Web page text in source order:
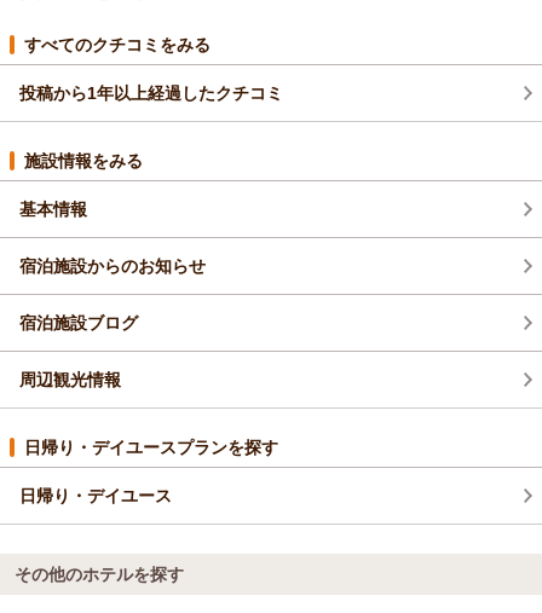
した。スタッフの対応につきましても温かいお言葉を頂戴し、
安心してお過ごしいただけたことは何よりでございます。
一方で、設備の古さや周辺環境につきましてご指摘をいただき
ありがとうございます。建物の経年による部分はございます
けるよう今後も改善と工夫を重ねてまいります。
そのような中で「総合的に満足」とのお言葉をいただけたこ
と、大変励みになります。これからもコストパフォーマンスに
す。
またのご出張の際にも、ぜひご利用いただけますと幸いです。
スタッフ一同、心よりお待ち申し上げております。
（返信日：2026/04/22）
すべてのクチコミをみる
投稿から1年以上経過したクチコミ
施設情報をみる
基本情報
宿泊施設からのお知らせ
宿泊施設ブログ
周辺観光情報
日帰り・デイユースプランを探す
日帰り・デイユース
その他のホテルを探す